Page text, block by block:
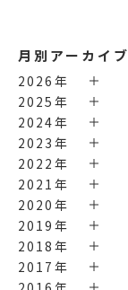
月別アーカイブ
2026年
2025年
2024年
2023年
2022年
2021年
2020年
2019年
2018年
2017年